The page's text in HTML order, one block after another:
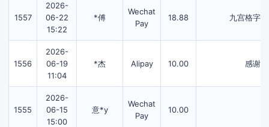
1557
2026-
06-22
15:22
*傅
Wechat
Pay
18.88 九宫格字
1556
2026-
06-19
11:04
*杰 Alipay 10.00 感谢
1555
2026-
06-15
15:00
意*y
Wechat
Pay
10.00